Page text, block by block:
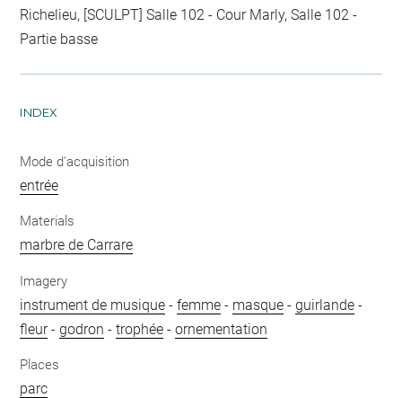
Richelieu, [SCULPT] Salle 102 - Cour Marly, Salle 102 -
Partie basse
INDEX
Mode d'acquisition
entrée
Materials
marbre de Carrare
Imagery
instrument de musique -femme - masque -guirlande -
fleur-godron -trophée -ornementation
Places
parc